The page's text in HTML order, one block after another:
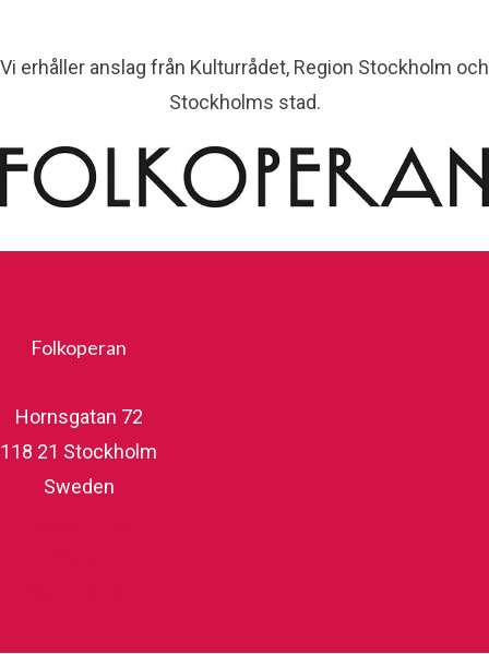
Vi erhåller anslag från Kulturrådet, Region Stockholm och
Stockholms stad.
Folkoperan
Hornsgatan 72
118 21 Stockholm
Sweden